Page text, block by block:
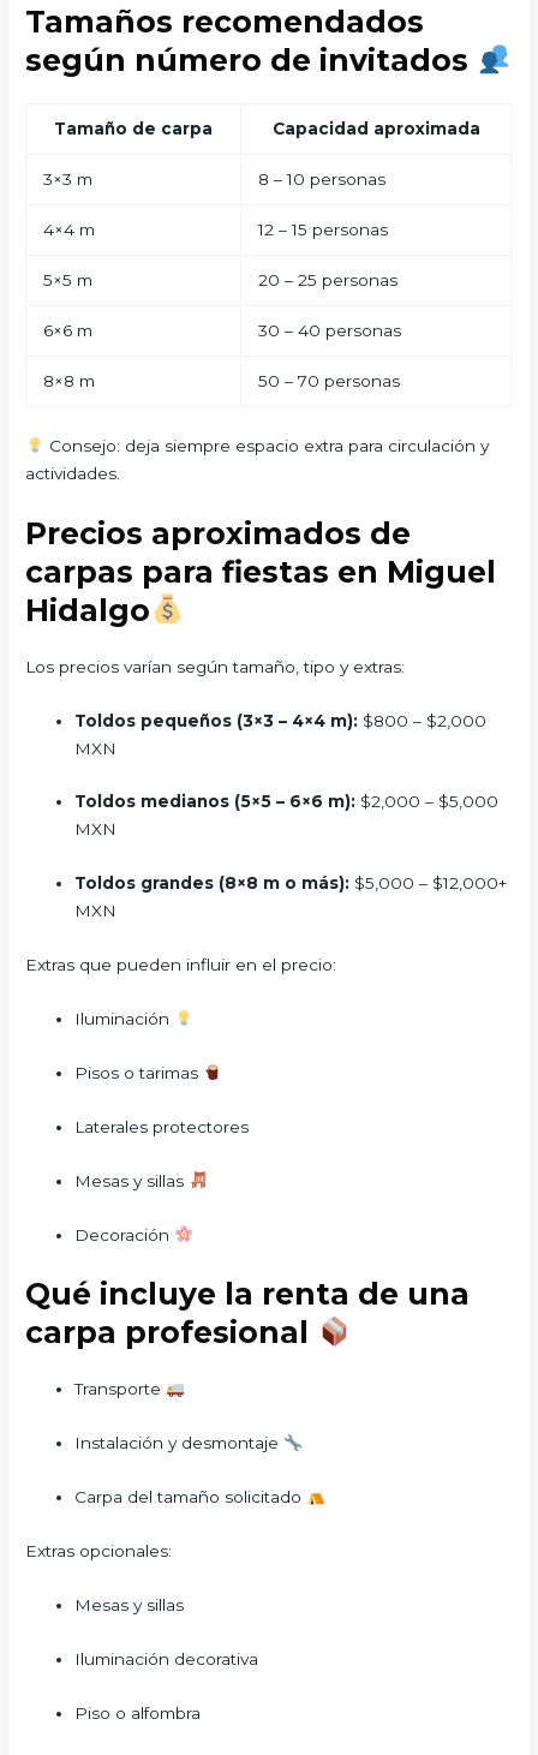
Tamaños recomendados
según número de invitados
Tamaño de carpa Capacidad aproximada
3×3 m 8 – 10 personas
4×4 m 12 – 15 personas
5×5 m 20 – 25 personas
6×6 m 30 – 40 personas
8×8 m 50 – 70 personas
Consejo: deja siempre espacio extra para circulación y
actividades.
Precios aproximados de
carpas para fiestas en Miguel
Hidalgo
Los precios varían según tamaño, tipo y extras:
Toldos pequeños (3×3 – 4×4 m): $800 – $2,000
MXN
Toldos medianos (5×5 – 6×6 m): $2,000 – $5,000
MXN
Toldos grandes (8×8 m o más): $5,000 – $12,000+
MXN
Extras que pueden influir en el precio:
Iluminación
Pisos o tarimas
Laterales protectores
Mesas y sillas
Decoración
Qué incluye la renta de una
carpa profesional
Transporte
Instalación y desmontaje
Carpa del tamaño solicitado
Extras opcionales:
Mesas y sillas
Iluminación decorativa
Piso o alfombra